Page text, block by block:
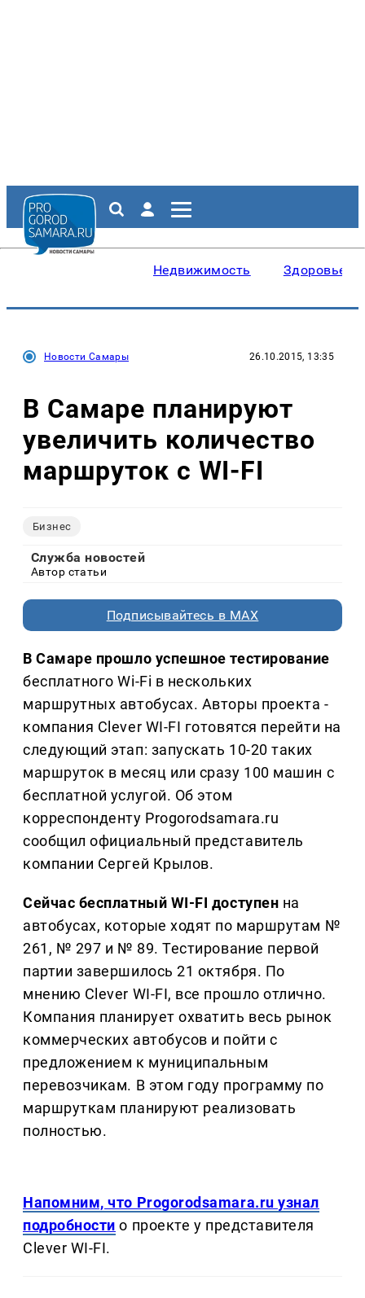
Недвижимость Здоровье
Новости Самары 26.10.2015, 13:35
В Самаре планируют
увеличить количество
маршруток с WI-FI
Бизнес
Служба новостей
Автор статьи
Подписывайтесь в MAX
В Самаре прошло успешное тестирование
бесплатного Wi-Fi в нескольких
маршрутных автобусах. Авторы проекта -
компания Clever WI-FI готовятся перейти на
следующий этап: запускать 10-20 таких
маршруток в месяц или сразу 100 машин с
бесплатной услугой. Об этом
корреспонденту Progorodsamara.ru
сообщил официальный представитель
компании Сергей Крылов.
Сейчас бесплатный WI-FI доступен на
автобусах, которые ходят по маршрутам №
261, № 297 и № 89. Тестирование первой
партии завершилось 21 октября. По
мнению Clever WI-FI, все прошло отлично.
Компания планирует охватить весь рынок
коммерческих автобусов и пойти с
предложением к муниципальным
перевозчикам. В этом году программу по
маршруткам планируют реализовать
полностью.
Напомним, что Progorodsamara.ru узнал
подробности о проекте у представителя
Clever WI-FI.